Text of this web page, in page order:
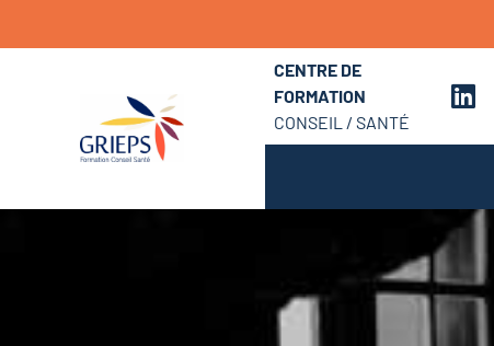
CENTRE DE
FORMATION
CONSEIL / SANTÉ